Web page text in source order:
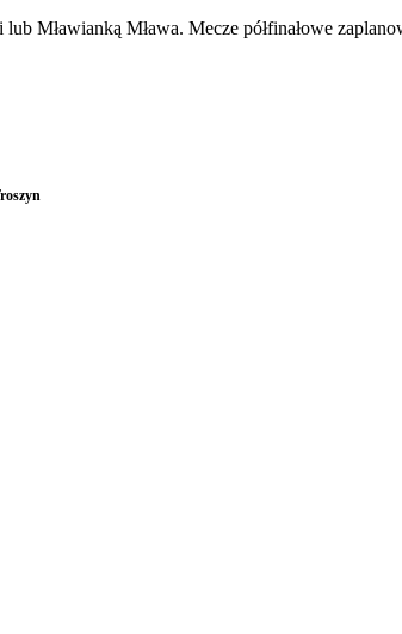
Mławianką Mława. Mecze półfinałowe